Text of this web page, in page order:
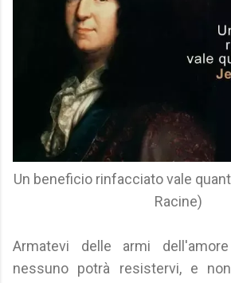
Un beneficio rinfacciato vale
Racine)
Armatevi delle armi
nessuno potrà resistervi, e